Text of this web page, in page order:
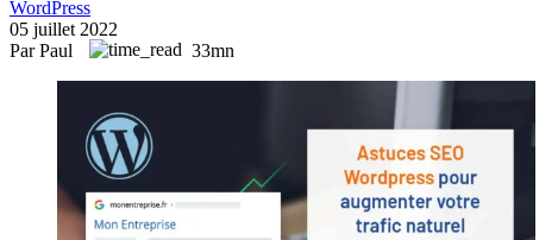
WordPress
05 juillet 2022
Par Paul
33mn